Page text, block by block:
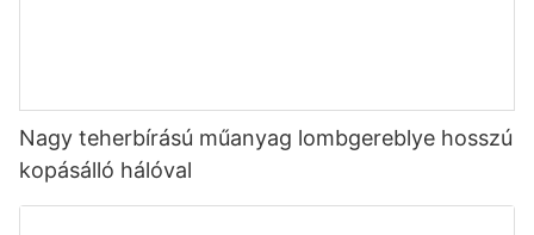
Nagy teherbírású műanyag lombgereblye hosszú
kopásálló hálóval